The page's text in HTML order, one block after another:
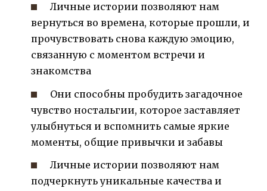
Личные истории позволяют нам
вернуться во времена, которые прошли, и
прочувствовать снова каждую эмоцию,
связанную с моментом встречи и
знакомства
Они способны пробудить загадочное
чувство ностальгии, которое заставляет
улыбнуться и вспомнить самые яркие
моменты, общие привычки и забавы
Личные истории позволяют нам
подчеркнуть уникальные качества и